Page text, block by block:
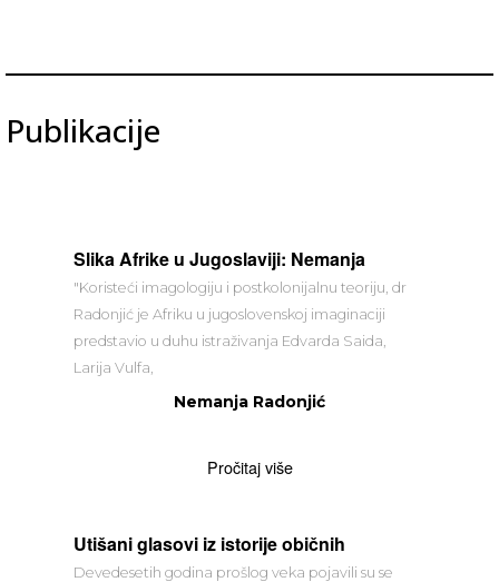
Publikacije
Slika Afrike u Jugoslaviji: Nemanja
"Koristeći imagologiju i postkolonijalnu teoriju, dr
Radonjić je Afriku u jugoslovenskoj imaginaciji
predstavio u duhu istraživanja Edvarda Saida,
Larija Vulfa,
Nemanja Radonjić
Pročitaj više
Utišani glasovi iz istorije običnih
Devedesetih godina prošlog veka pojavili su se